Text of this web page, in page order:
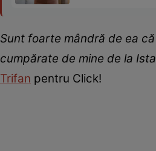
Sunt foarte mândră de ea
cumpărate de mine de la
Trifan pentru Click!